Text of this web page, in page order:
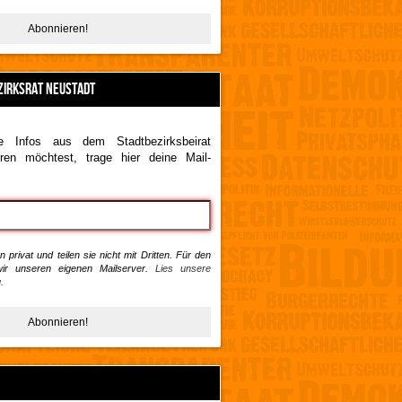
NEUSTADT
Infos aus dem Stadtbezirksbeirat
möchtest, trage hier deine Mail-
privat und teilen sie nicht mit Dritten. Für den
unseren eigenen Mailserver. Lies unsere